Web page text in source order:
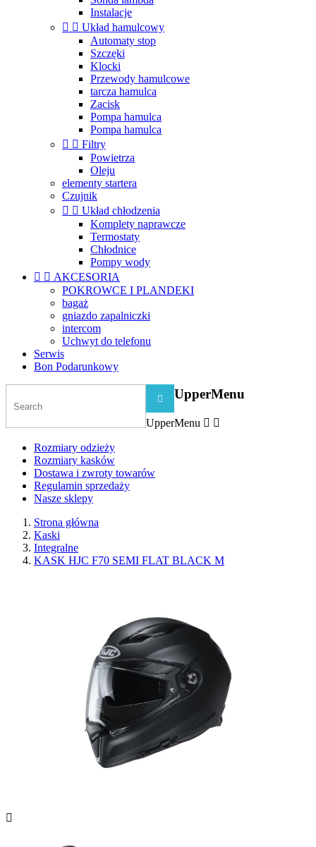
Instalacje
  Układ hamulcowy
Automaty stop
Szczęki
Klocki
Przewody hamulcowe
tarcza hamulca
Zacisk
Pompa hamulca
Pompa hamulca
  Filtry
Powietrza
Oleju
elementy startera
Czujnik
  Układ chłodzenia
Komplety naprawcze
Termostaty
Chłodnice
Pompy wody
  AKCESORIA
POKROWCE I PLANDEKI
bagaż
gniazdo zapalniczki
intercom
Uchwyt do telefonu
Serwis
Bon Podarunkowy
 UpperMenu
UpperMenu  
Rozmiary odzieży
Rozmiary kasków
Dostawa i zwroty towarów
Regulamin sprzedaży
Nasze sklepy
Strona główna
Kaski
Integralne
KASK HJC F70 SEMI FLAT BLACK M
